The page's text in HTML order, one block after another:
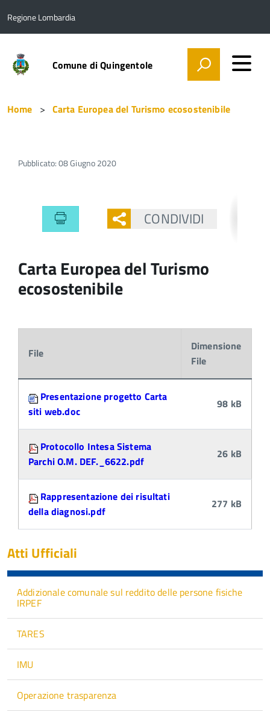
Regione Lombardia
Comune di Quingentole
Home Carta Europea del Turismo ecosostenibile
Pubblicato: 08 Giugno 2020
CONDIVIDI
Carta Europea del Turismo
ecosostenibile
Attachments:
File
Dimensione
File
Presentazione progetto Carta
siti web.doc
98 kB
Protocollo Intesa Sistema
Parchi O.M. DEF._6622.pdf
26 kB
Rappresentazione dei risultati
della diagnosi.pdf
277 kB
Atti Ufficiali
Addizionale comunale sul reddito delle persone fisiche
IRPEF
TARES
IMU
Operazione trasparenza